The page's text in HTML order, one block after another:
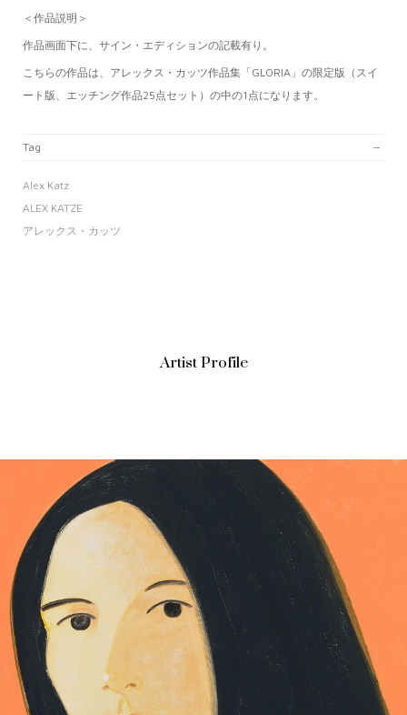
＜作品説明＞
作品画面下に、サイン・エディションの記載有り。
こちらの作品は、アレックス・カッツ作品集「GLORIA」の限定版（スイ
ート版、エッチング作品25点セット）の中の1点になります。
Tag
Alex Katz
ALEX KATZE
アレックス・カッツ
Artist Profile